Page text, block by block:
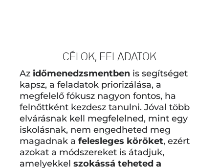
CÉLOK, FELADATOK
Az időmenedzsmentben is segítséget
kapsz, a feladatok priorizálása, a
megfelelő fókusz nagyon fontos, ha
felnőttként kezdesz tanulni. Jóval több
elvárásnak kell megfelelned, mint egy
iskolásnak, nem engedheted meg
magadnak a felesleges köröket, ezért
azokat a módszereket is átadjuk,
amelyekkel szokássá teheted a